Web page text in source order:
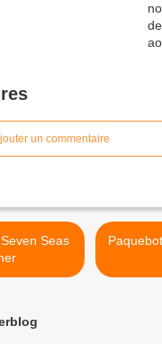
un commentaire